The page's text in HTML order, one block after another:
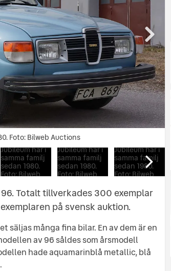
sedan 1980. Foto: Bilweb Auctions
Foto: Bilweb Auctions
Totalt tillverkades 300 exemplar
på svensk auktion.
säljas många fina bilar. En av dem är en
av 96 såldes som årsmodell
hade aquamarinblå metallic, blå